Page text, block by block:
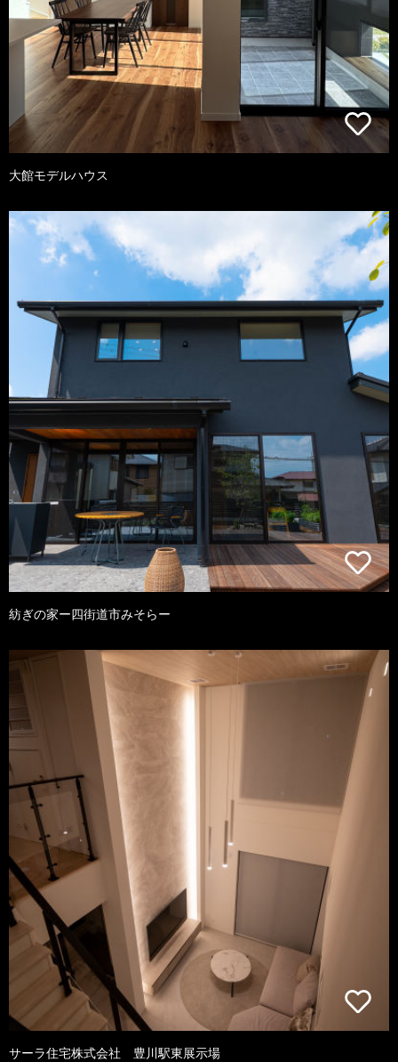
大館モデルハウス
紡ぎの家ー四街道市みそらー
サーラ住宅株式会社 豊川駅東展示場